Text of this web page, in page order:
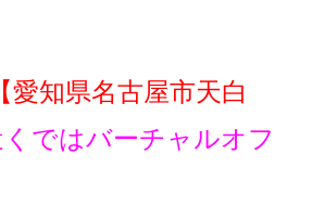
【愛知県名古屋市天白
ではバーチャルオフ